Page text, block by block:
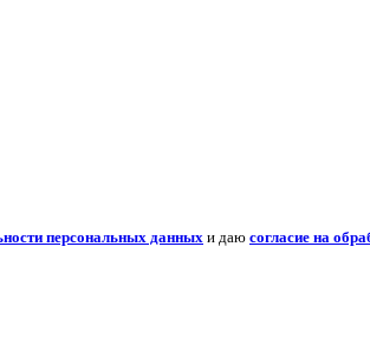
персональных данных и даю согласие на